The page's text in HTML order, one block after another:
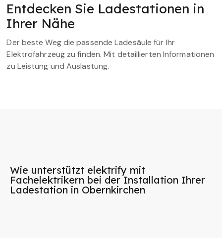
Entdecken Sie Ladestationen in
Ihrer Nähe
Der beste Weg die passende Ladesäule für Ihr
Elektrofahrzeug zu finden. Mit detaillierten Informationen
zu Leistung und Auslastung.
Wie unterstützt elektrify mit
Fachelektrikern bei der Installation Ihrer
Ladestation in Obernkirchen